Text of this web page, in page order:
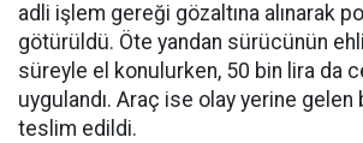
adli işlem gereği gözaltına alınarak
götürüldü. Öte yandan sürücünün
süreyle el konulurken, 50 bin lira da
uygulandı. Araç ise olay yerine gelen
teslim edildi.